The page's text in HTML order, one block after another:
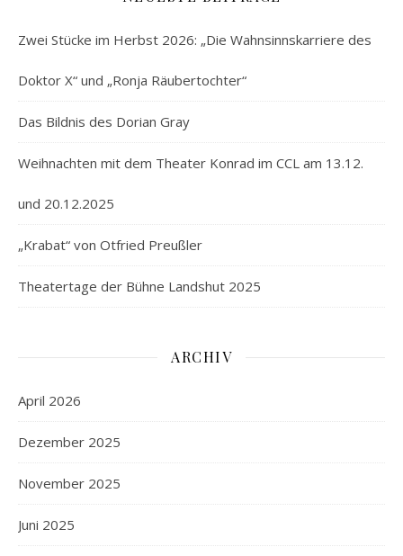
Zwei Stücke im Herbst 2026: „Die Wahnsinnskarriere des
Doktor X“ und „Ronja Räubertochter“
Das Bildnis des Dorian Gray
Weihnachten mit dem Theater Konrad im CCL am 13.12.
und 20.12.2025
„Krabat“ von Otfried Preußler
Theatertage der Bühne Landshut 2025
ARCHIV
April 2026
Dezember 2025
November 2025
Juni 2025